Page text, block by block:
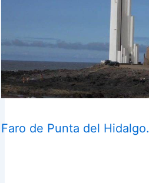
Faro de Punta del Hidalgo.